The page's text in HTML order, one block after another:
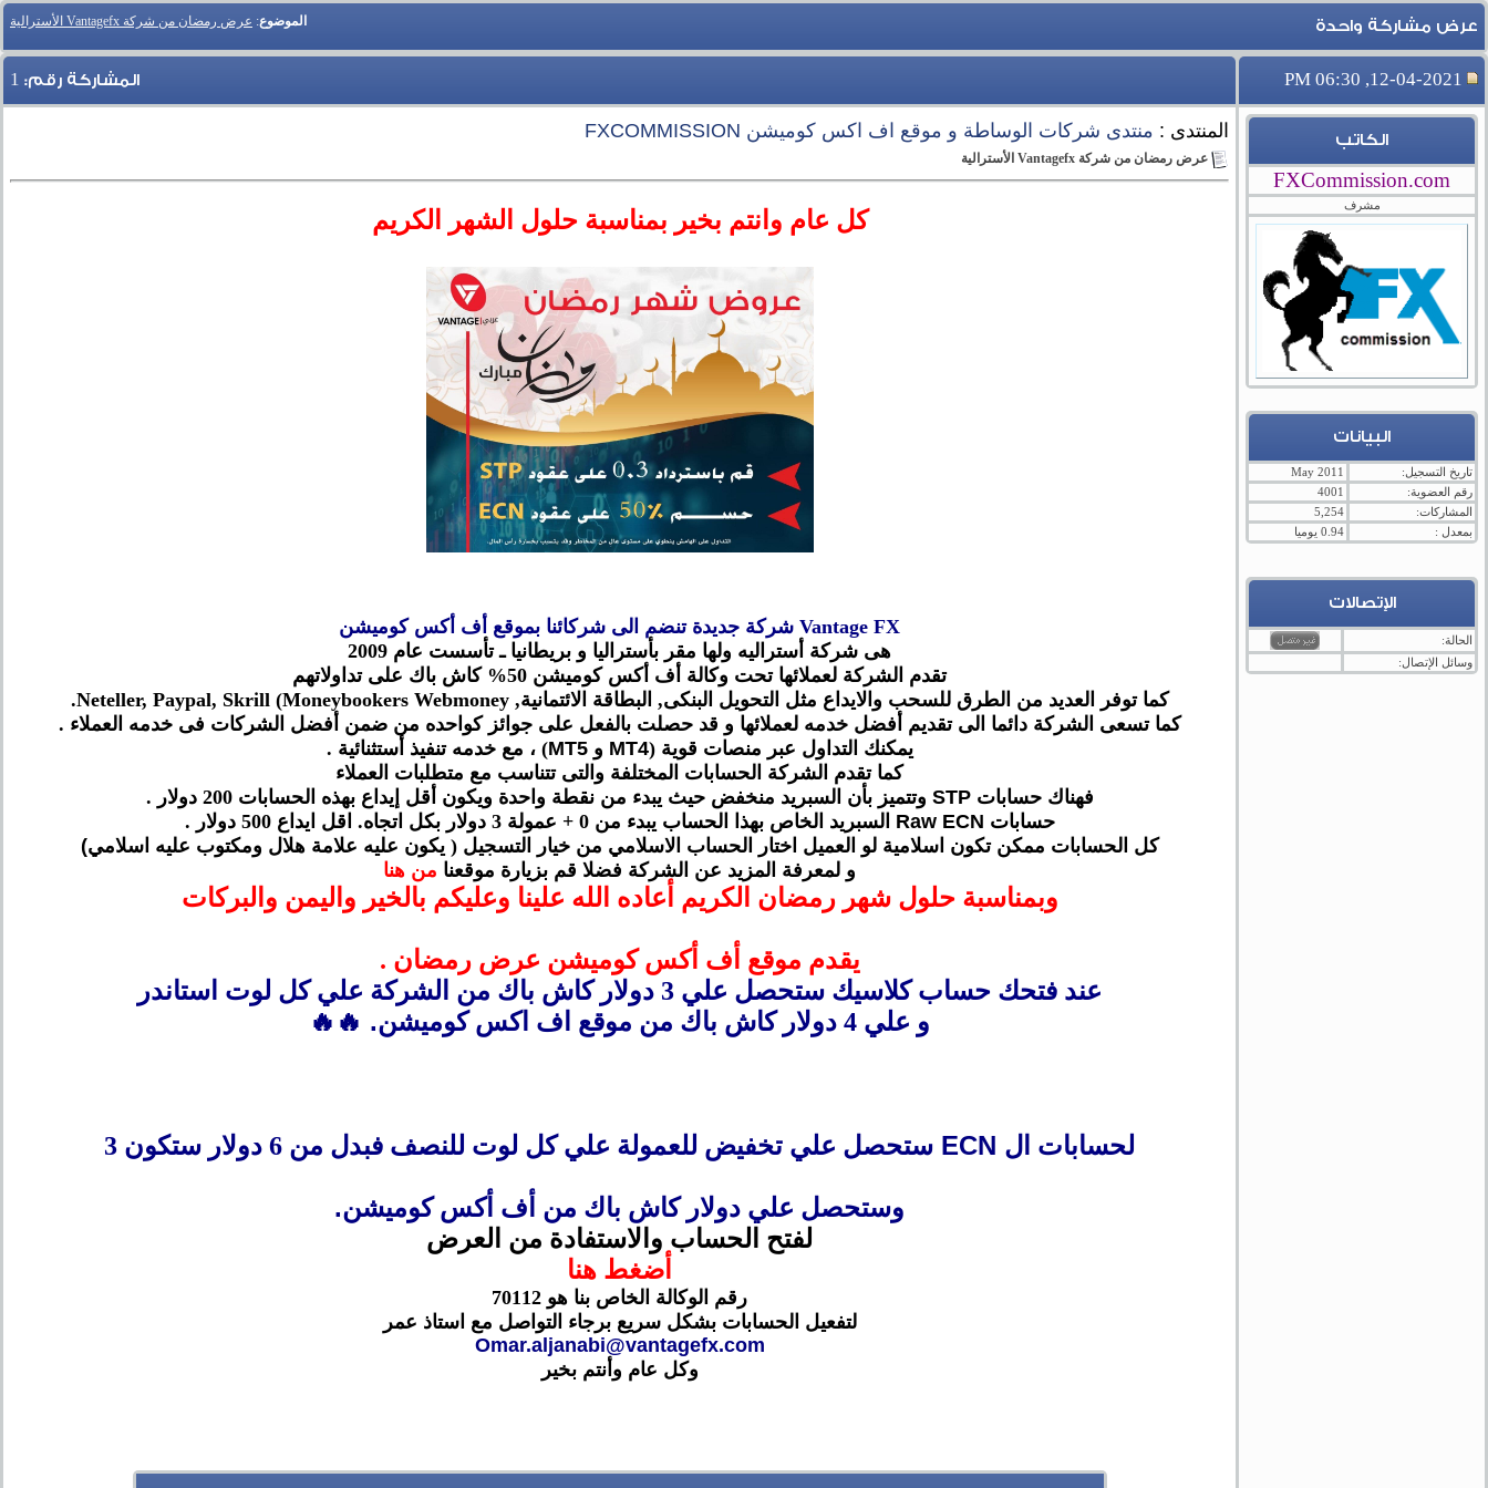
الموضوع: عرض رمضان من شركة Vantagefx الأسترالية عرض مشاركة واحدة
12-04-2021, 06:30 PM المشاركة رقم: 1
الكاتب
FXCommission.com
مشرف
البيانات
تاريخ التسجيل:
May 2011
رقم العضوية:
4001
المشاركات:
5,254
بمعدل :
0.94 يوميا
الإتصالات
الحالة:
وسائل الإتصال:
المنتدى : منتدى شركات الوساطة و موقع اف اكس كوميشن FXCOMMISSION
عرض رمضان من شركة Vantagefx الأسترالية
كل عام وانتم بخير بمناسبة حلول الشهر الكريم
Vantage FX شركة جديدة تنضم الى شركائنا بموقع أف أكس كوميشن
هى شركة أستراليه ولها مقر بأستراليا و بريطانيا ـ تأسست عام 2009
تقدم الشركة لعملائها تحت وكالة أف أكس كوميشن 50% كاش باك على تداولاتهم
كما توفر العديد من الطرق للسحب والايداع مثل التحويل البنكى, البطاقة الائتمانية, Neteller, Paypal, Skrill (Moneybookers Webmoney.
كما تسعى الشركة دائما الى تقديم أفضل خدمه لعملائها و قد حصلت بالفعل على جوائز كواحده من ضمن أفضل الشركات فى خدمه العملاء .
يمكنك التداول عبر منصات قوية (MT4 وMT5) ، مع خدمه تنفيذ أستثنائية .
كما تقدم الشركة الحسابات المختلفة والتى تتناسب مع متطلبات العملاء
فهناك حساباتSTP وتتميز بأن السبريد منخفض حيث يبدء من نقطة واحدة ويكون أقل إيداع بهذه الحسابات 200 دولار .
حسابات Raw ECN السبريد الخاص بهذا الحساب يبدء من 0 + عمولة 3 دولار بكل اتجاه. اقل ايداع 500 دولار .
كل الحسابات ممكن تكون اسلامية لو العميل اختار الحساب الاسلامي من خيار التسجيل ( يكون عليه علامة هلال ومكتوب عليه اسلامي)
و لمعرفة المزيد عن الشركة فضلا قم بزيارة موقعنا من هنا
وبمناسبة حلول شهر رمضان الكريم أعاده الله علينا وعليكم بالخير واليمن والبركات
يقدم موقع أف أكس كوميشن عرض رمضان .
عند فتحك حساب كلاسيك ستحصل علي 3 دولار كاش باك من الشركة علي كل لوت استاندر
و علي 4 دولار كاش باك من موقع اف اكس كوميشن
.
🔥🔥
لحسابات ال ستحصل علي تخفيض للعمولة علي كل لوت للنصف فبدل من 6 دولار ستكون 3
وستحصل علي دولار كاش باك من أف أكس كوميشن.
لفتح الحساب والاستفادة من العرض
أضغط هنا
رقم الوكالة الخاص بنا هو 70112
لتفعيل الحسابات بشكل سريع برجاء التواصل مع استاذ عمر
Omar.aljanabi@vantagefx.com
وكل عام وأنتم بخير